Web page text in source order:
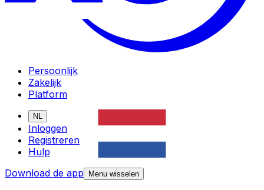
Persoonlijk
Zakelijk
Platform
NL
Inloggen
Registreren
Hulp
Download de app
Menu wisselen